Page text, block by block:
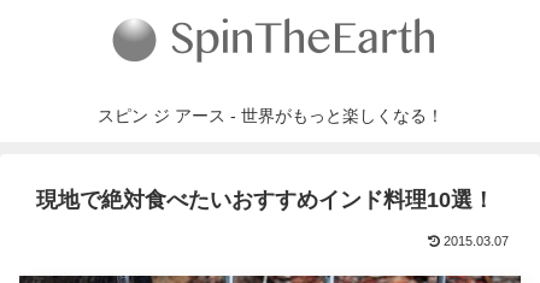
スピン ジ アース - 世界がもっと楽しくなる！
現地で絶対食べたいおすすめインド料理10選！
2015.03.07